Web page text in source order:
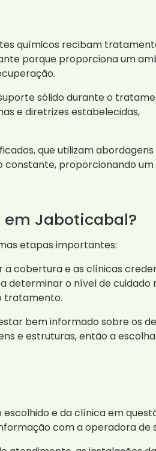
químicos recibam
porque proporciona um
sólido durante o
e diretrizes estabelecidas,
que utilizam
constante, proporcionando
Jaboticabal?
etapas importantes:
cobertura e as clínicas
determinar o nível de cuidado
tratamento.
bem informado sobre os
e estruturas, então a
e da clínica em
com a operadora de